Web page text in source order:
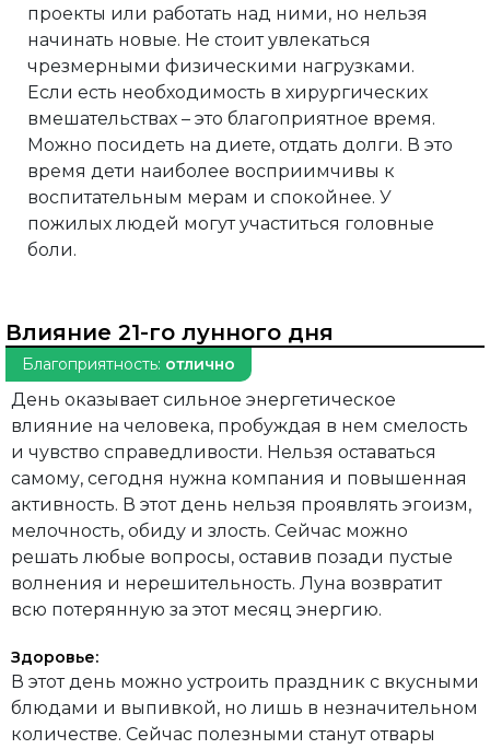
проекты или работать над ними, но нельзя
начинать новые. Не стоит увлекаться
чрезмерными физическими нагрузками.
Если есть необходимость в хирургических
вмешательствах – это благоприятное время.
Можно посидеть на диете, отдать долги. В это
время дети наиболее восприимчивы к
воспитательным мерам и спокойнее. У
пожилых людей могут участиться головные
боли.
Влияние 21-го лунного дня
Благоприятность: отлично
День оказывает сильное энергетическое
влияние на человека, пробуждая в нем смелость
и чувство справедливости. Нельзя оставаться
самому, сегодня нужна компания и повышенная
активность. В этот день нельзя проявлять эгоизм,
мелочность, обиду и злость. Сейчас можно
решать любые вопросы, оставив позади пустые
волнения и нерешительность. Луна возвратит
всю потерянную за этот месяц энергию.
Здоровье:
В этот день можно устроить праздник с вкусными
блюдами и выпивкой, но лишь в незначительном
количестве. Сейчас полезными станут отвары